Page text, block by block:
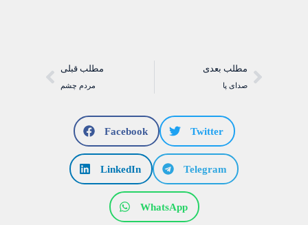
مطلب قبلی
مردم چشم
مطلب بعدی
صدای پا
Facebook Twitter
LinkedIn Telegram
WhatsApp